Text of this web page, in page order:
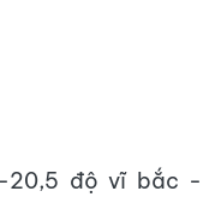
20,5 độ vĩ bắc -